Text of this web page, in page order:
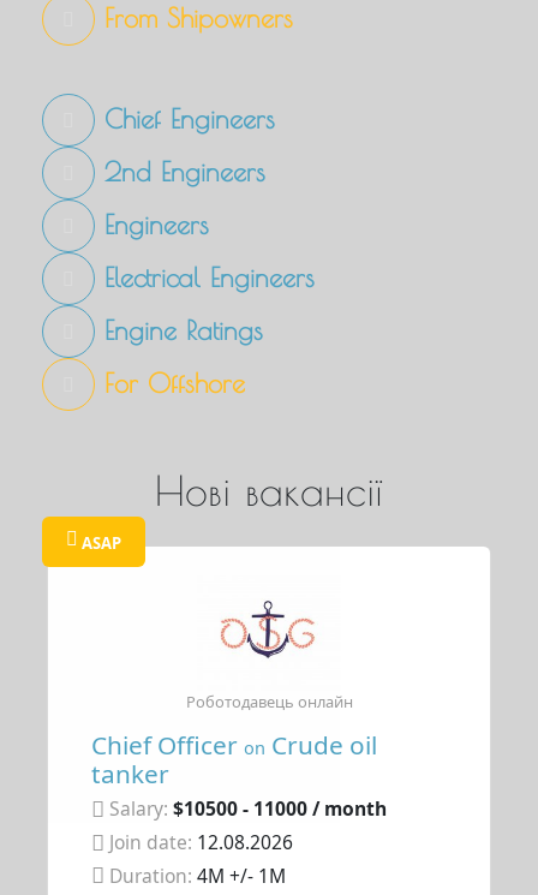
From Shipowners
Chief Engineers
2nd Engineers
Engineers
Electrical Engineers
Engine Ratings
For Offshore
Нові вакансії
ASAP
Chief Officeron Crude oil
tanker
Salary: $10500 - 11000 / month
Join date: 12.08.2026
Duration:4M +/- 1M
Роботодавець онлайн